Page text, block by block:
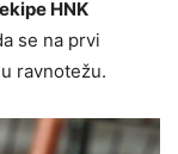
HNK
se na prvi
ravnotežu.